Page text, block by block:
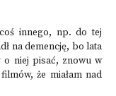
innego, np. do tej
na demencję, bo lata
o niej pisać, znowu w
że miałam nad